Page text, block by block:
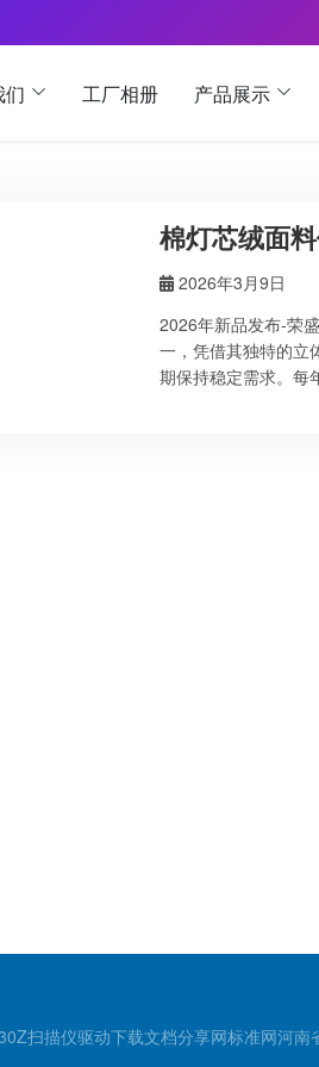
们 工厂相册 产品展示
棉灯芯绒面
2026年3月9日
2026年新品发布-荣
一，凭借其独特的立
期保持稳定需求。每
扫描仪驱动下载文档分享网标准网河南